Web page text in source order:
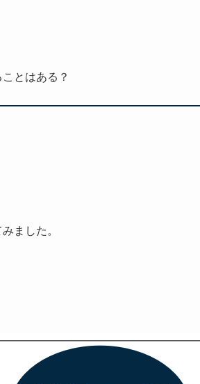
とはある？
みました。